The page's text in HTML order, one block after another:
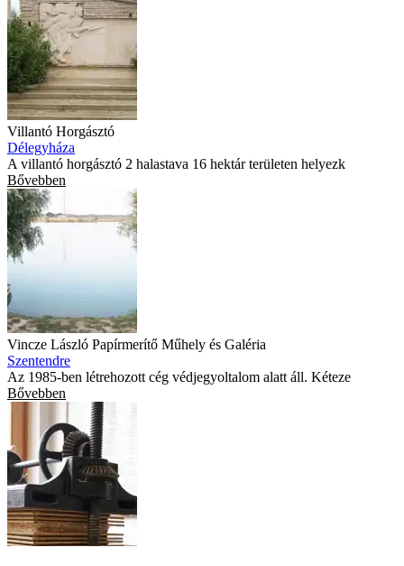
Villantó Horgásztó
Délegyháza
A villantó horgásztó 2 halastava 16 hektár területen helyezk
Bővebben
Vincze László Papírmerítő Műhely és Galéria
Szentendre
Az 1985-ben létrehozott cég védjegyoltalom alatt áll. Kéteze
Bővebben